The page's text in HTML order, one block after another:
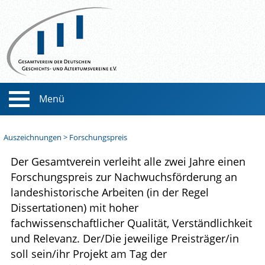
Menü
Ankündigungen
Newsletter
Verein
Aufgaben, Vorstand und Satzung
Geschichte des Vereins
Protokolle
Zeitschrift
Blätter für deutsche Landesgeschichte
Bestellformular
Mitglieder
Karte
Auszeichnungen
Auszeichnungen > Forschungspreis
Der Gesamtverein verleiht alle zwei Jahre einen
Forschungspreis zur Nachwuchsförderung an
landeshistorische Arbeiten (in der Regel
Dissertationen) mit hoher
fachwissenschaftlicher Qualität, Verständlichkeit
und Relevanz. Der/Die jeweilige Preisträger/in
soll sein/ihr Projekt am Tag der